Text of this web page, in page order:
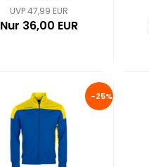
UVP 47,99 EUR
Nur 36,00 EUR
-25%